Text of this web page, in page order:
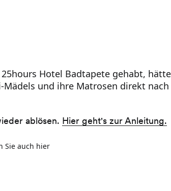
Hotel Badtapete gehabt,
und ihre Matrosen direkt
ablösen. Hier geht's zur Anleitung.
Sie auch hier